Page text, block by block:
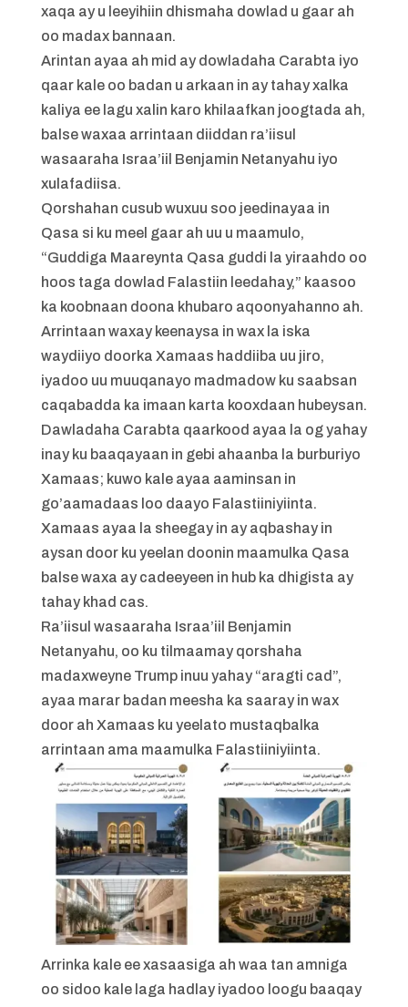
xaqa ay u leeyihiin dhismaha dowlad u gaar ah
oo madax bannaan.
Arintan ayaa ah mid ay dowladaha Carabta iyo
qaar kale oo badan u arkaan in ay tahay xalka
kaliya ee lagu xalin karo khilaafkan joogtada ah,
balse waxaa arrintaan diiddan ra’iisul
wasaaraha Israa’iil Benjamin Netanyahu iyo
xulafadiisa.
Qorshahan cusub wuxuu soo jeedinayaa in
Qasa si ku meel gaar ah uu u maamulo,
“Guddiga Maareynta Qasa guddi la yiraahdo oo
hoos taga dowlad Falastiin leedahay,” kaasoo
ka koobnaan doona khubaro aqoonyahanno ah.
Arrintaan waxay keenaysa in wax la iska
waydiiyo doorka Xamaas haddiiba uu jiro,
iyadoo uu muuqanayo madmadow ku saabsan
caqabadda ka imaan karta kooxdaan hubeysan.
Dawladaha Carabta qaarkood ayaa la og yahay
inay ku baaqayaan in gebi ahaanba la burburiyo
Xamaas; kuwo kale ayaa aaminsan in
go’aamadaas loo daayo Falastiiniyiinta.
Xamaas ayaa la sheegay in ay aqbashay in
aysan door ku yeelan doonin maamulka Qasa
balse waxa ay cadeeyeen in hub ka dhigista ay
tahay khad cas.
Ra’iisul wasaaraha Israa’iil Benjamin
Netanyahu, oo ku tilmaamay qorshaha
madaxweyne Trump inuu yahay “aragti cad”,
ayaa marar badan meesha ka saaray in wax
door ah Xamaas ku yeelato mustaqbalka
arrintaan ama maamulka Falastiiniyiinta.
Arrinka kale ee xasaasiga ah waa tan amniga
oo sidoo kale laga hadlay iyadoo loogu baaqay